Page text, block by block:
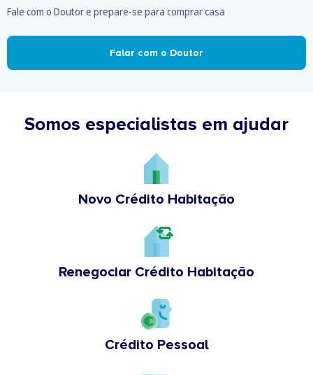
Fale com o Doutor e prepare-se para comprar casa
Falar com o Doutor
Somos especialistas em ajudar
Novo Crédito Habitação
Renegociar Crédito Habitação
Crédito Pessoal